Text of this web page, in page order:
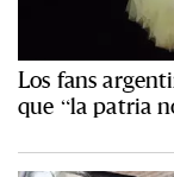
Los fans
que “la patria